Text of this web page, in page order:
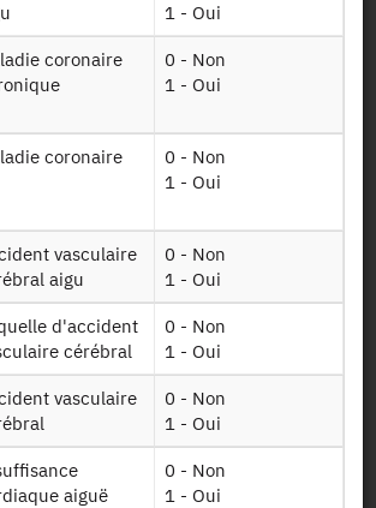
Télécharger
Tables sur les
bénéficiaires de
2012 à 2017
2012 à 2016
Table sur les
affectations de
longue durée
Table sur les
actes facturés
par les
professionnels
de la santé
1 - Oui
0 - Non
1 - Oui
coronaire
0 - Non
1 - Oui
aigu
0 - Non
1 - Oui
cérébral
0 - Non
1 - Oui
0 - Non
1 - Oui
aiguë
0 - Non
1 - Oui